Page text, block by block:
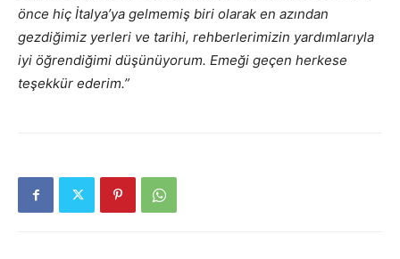
önce hiç İtalya’ya gelmemiş biri olarak en azından
gezdiğimiz yerleri ve tarihi, rehberlerimizin yardımlarıyla
iyi öğrendiğimi düşünüyorum. Emeği geçen herkese
teşekkür ederim.”